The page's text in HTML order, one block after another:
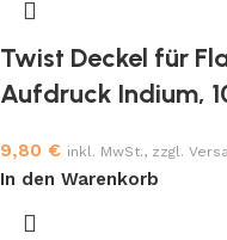
Twist Deckel für
Aufdruck Indium,
9,80 € inkl. MwSt., zzgl.
In den Warenkorb